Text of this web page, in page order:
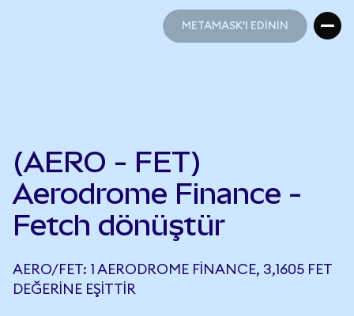
METAMASK'I EDİNİN
(AERO - FET)
Aerodrome Finance -
Fetch dönüştür
AERO/FET: 1 AERODROME FINANCE, 3,1605 FET
DEĞERINE EŞITTIR